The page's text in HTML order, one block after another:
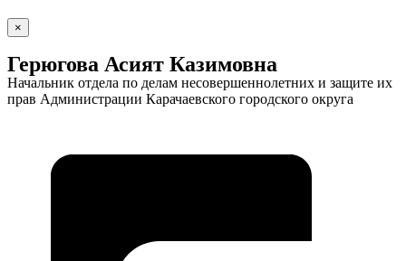
Новости Документы
Контакты
Газета "Минги Тау"
приемная
×
Герюгова Асият Казимовна
Начальник отдела по делам несовершеннолетних и защите их
прав Администрации Карачаевского городского округа